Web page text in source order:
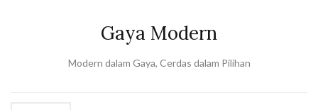
Gaya Modern
Modern dalam Gaya, Cerdas dalam Pilihan